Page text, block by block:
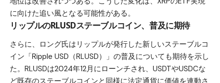
に向けた追い風となる可能性がある。
リップルのRLUSDステーブルコイン、普及に期待
さらに、ロング氏はリップルが発行した新しいステーブルコ
イン「Ripple USD（RLUSD）」の普及についても期待を示し
た。RLUSDは2024年12月にローンチされ、USDTやUSDCな
ど既存のステーブルコインと同様に法定通貨に価値を連動さ